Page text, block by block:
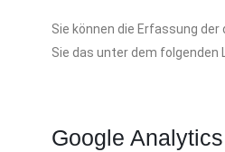
Sie können die Erfassung
Sie das unter dem folgenden
Google